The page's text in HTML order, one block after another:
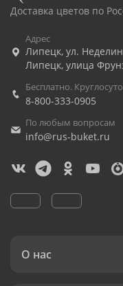
Доставка цветов по
Адрес
Липецк, ул.
Липецк, улица
Бесплатно.
8-800-333-0905
По любым вопросам
info@rus-buket.ru
О нас